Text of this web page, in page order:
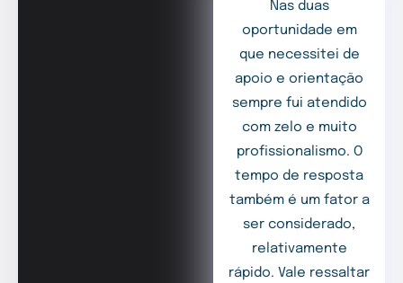
Nas duas
oportunidade em
que necessitei de
apoio e orientação
sempre fui atendido
com zelo e muito
profissionalismo. O
tempo de resposta
também é um fator a
ser considerado,
relativamente
rápido. Vale ressaltar